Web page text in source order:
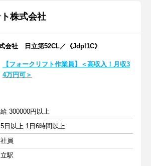
株式会社
会社 日立第52CL／《Jdpl1C》
【フォークリフト作業員】＜高収入！月収3
4万円可＞
給 300000円以上
日以上 1日6時間以上
員
立駅